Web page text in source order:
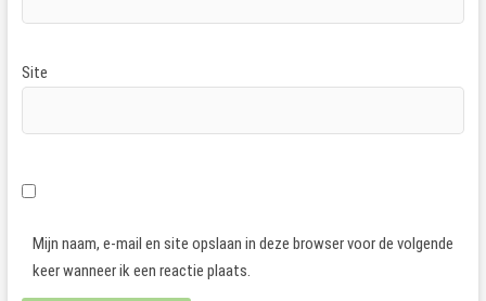
Site
Mijn naam, e-mail en site opslaan in deze browser voor de volgende
keer wanneer ik een reactie plaats.